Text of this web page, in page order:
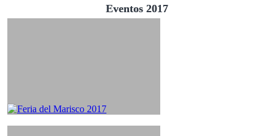
Eventos 2017